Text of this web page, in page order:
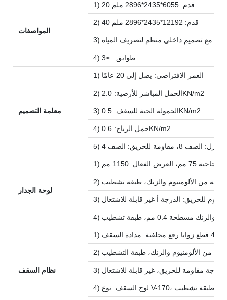
المواصفات
1) 20 قدم: 6055*2435*2896 ملم
2) 40 قدم: 12192*2435*2896 ملم
مع تصميم داخلي منظم لتصريف المياه
4) طوابق: ≤3
معلمة التصميم
1) العمر الافتراضي: يصل إلى 20 عامًا
2) الحمل المباشر للأرضية: 2.0KN/m2
3) الحمولة الحية للسقف: 0.5KN/m2
4) حمل الرياح: 0.6KN/m2
8، مقاومة للحريق: الصف 4
لوحة الجدار
1150 مم
نظام السقف